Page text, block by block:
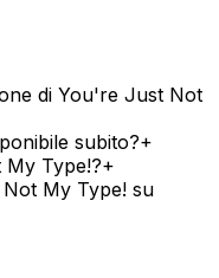
di You're Just Not
subito?+
Type!?+
My Type! su